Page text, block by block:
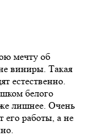
мечту об
виниры. Такая
естественно.
белого
лишнее. Очень
его работы, а не